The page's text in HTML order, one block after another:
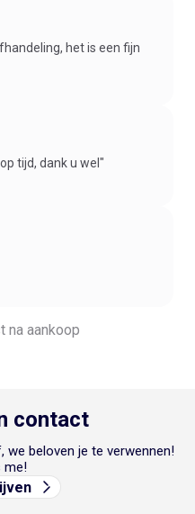
het is een fijn
tijd, dank u wel"
na aankoop
contact
beloven je te verwennen!
me!